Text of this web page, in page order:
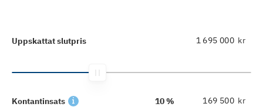
Uppskattat slutpris kr
Kontantinsats 10 % kr